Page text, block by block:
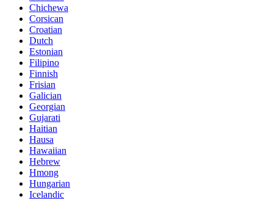
Chichewa
Corsican
Croatian
Dutch
Estonian
Filipino
Finnish
Frisian
Galician
Georgian
Gujarati
Haitian
Hausa
Hawaiian
Hebrew
Hmong
Hungarian
Icelandic